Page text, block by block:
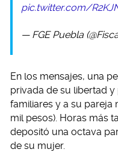
pic.twitter.com/
— FGE Puebla
En los mensajes, una
privada de su libertad
familiares y a su pareja
mil pesos). Horas más
depositó una octava
de su mujer.